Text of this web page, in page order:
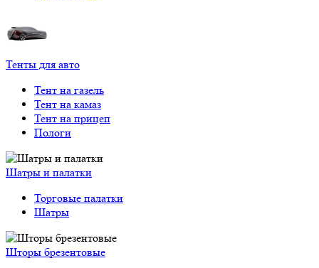
Тенты для авто
Тент на газель
Тент на камаз
Тент на прицеп
Пологи
Шатры и палатки
Торговые палатки
Шатры
Шторы брезентовые